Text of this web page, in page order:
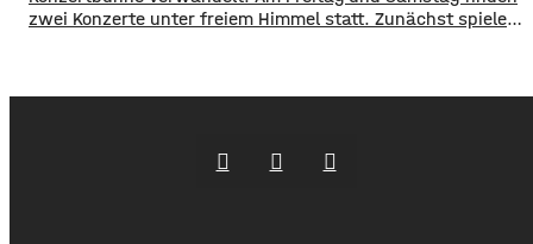
zwei Konzerte unter freiem Himmel statt. Zunächst spielen